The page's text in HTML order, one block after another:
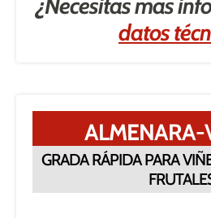
¿Necesitas mas
datos
ALMENARA-
GRADA RÁPIDA PARA